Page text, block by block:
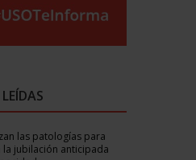
las patologías para
la jubilación anticipada